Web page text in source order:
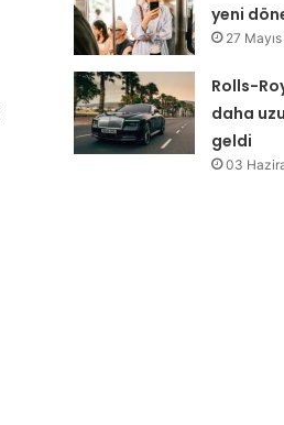
yeni
27
Rolls-
daha
geldi
03